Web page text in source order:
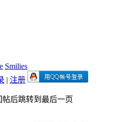
Smilies
| 注册
帖后跳转到最后一页